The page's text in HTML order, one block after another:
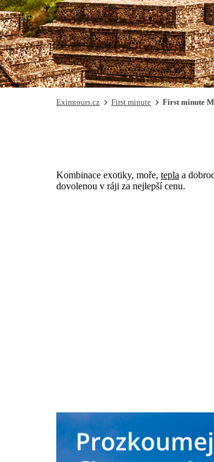
Eximtours.cz First minute First minute
Kombinace exotiky, moře, tepla a
dovolenou v ráji za nejlepší cenu.